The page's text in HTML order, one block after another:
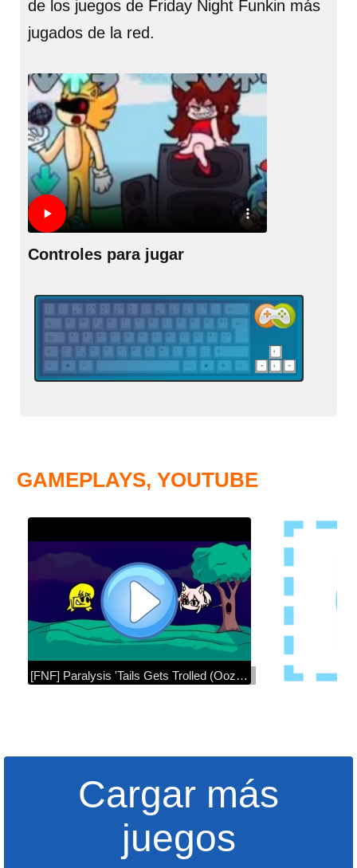
de los juegos de Friday Night Funkin más
jugados de la red.
Controles para jugar
GAMEPLAYS, YOUTUBE
[FNF] Paralysis 'Tails Gets Trolled (Oozora Subaru and Ookami Mio Cover) (Happy Birthday Mio!)
Cargar más
juegos